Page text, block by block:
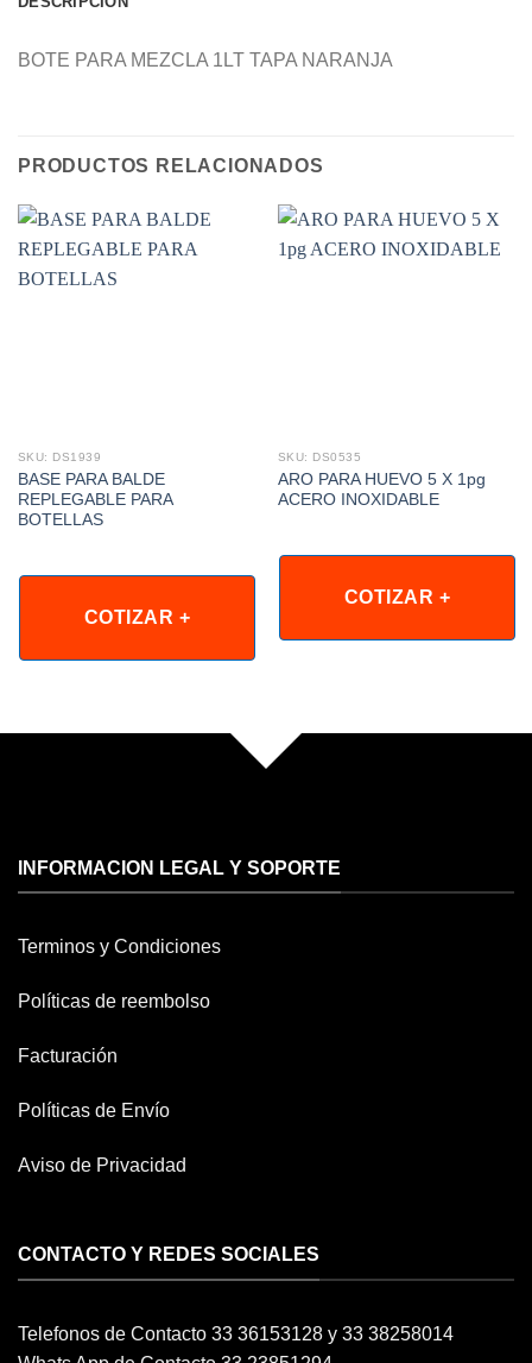
BOTE PARA MEZCLA 1LT TAPA NARANJA
PRODUCTOS RELACIONADOS
SKU: DS1939
BASE PARA BALDE
REPLEGABLE PARA
BOTELLAS
COTIZAR +
SKU: DS0535
ARO PARA HUEVO 5 X 1pg
ACERO INOXIDABLE
COTIZAR +
INFORMACION LEGAL Y SOPORTE
Terminos y Condiciones
Políticas de reembolso
Facturación
Políticas de Envío
Aviso de Privacidad
CONTACTO Y REDES SOCIALES
Telefonos de Contacto 33 36153128 y 33 38258014